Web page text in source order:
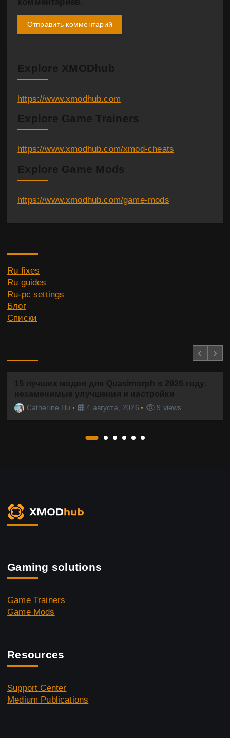
Explore XMODhub
https://www.xmodhub.com
Explore Game Trainers
https://www.xmodhub.com/xmod-cheats
Explore Game Mods
https://www.xmodhub.com/game-mods
Ru fixes
Ru guides
Ru-pc settings
Блог
Списки
15 лучших модов для Quasimorph в 2026 году:
незаменимые улучшения и настройки
Catherine Hu 4 августа, 2026 9 views
Gaming solutions
Game Trainers
Game Mods
Resources
Support Center
Medium Publications